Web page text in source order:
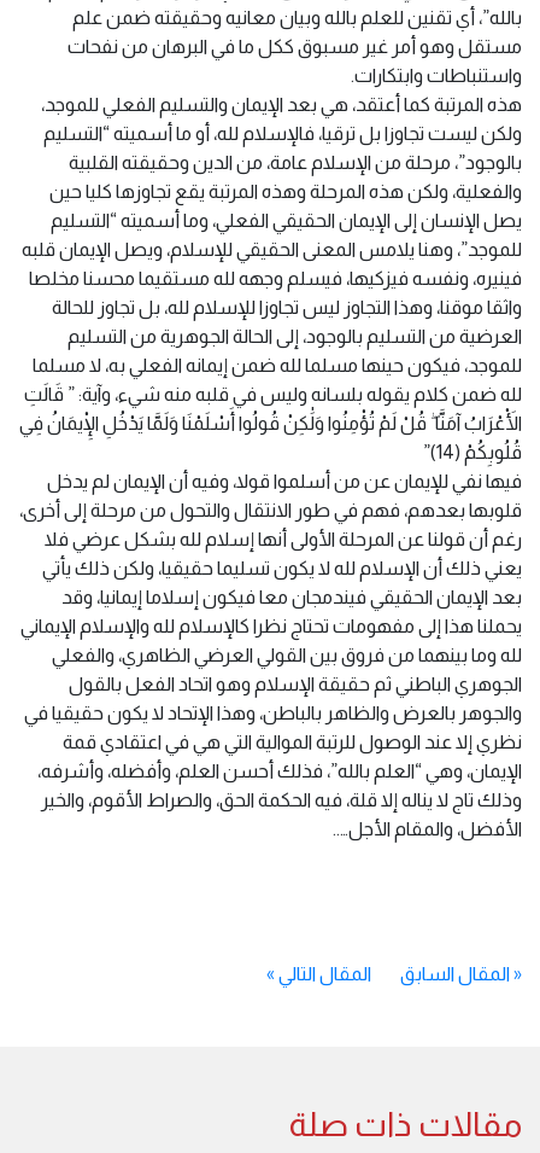
بالله”، أي تقنين للعلم بالله وبيان معانيه وحقيقته ضمن علم
مستقل وهو أمر غير مسبوق ككل ما في البرهان من نفحات
واستنباطات وابتكارات.
هذه المرتبة كما أعتقد، هي بعد الإيمان والتسليم الفعلي للموجد،
ولكن ليست تجاوزا بل ترقيا، فالإسلام لله، أو ما أسميته “التسليم
بالوجود”، مرحلة من الإسلام عامة، من الدين وحقيقته القلبية
والفعلية، ولكن هذه المرحلة وهذه المرتبة يقع تجاوزها كليا حين
يصل الإنسان إلى الإيمان الحقيقي الفعلي، وما أسميته “التسليم
للموجد”، وهنا يلامس المعنى الحقيقي للإسلام، ويصل الإيمان قلبه
فينيره، ونفسه فيزكيها، فيسلم وجهه لله مستقيما محسنا مخلصا
واثقا موقنا، وهذا التجاوز ليس تجاوزا للإسلام لله، بل تجاوز للحالة
العرضية من التسليم بالوجود، إلى الحالة الجوهرية من التسليم
للموجد، فيكون حينها مسلما لله ضمن إيمانه الفعلي به، لا مسلما
لله ضمن كلام يقوله بلسانه وليس في قلبه منه شيء، وآية: ” قَالَتِ
الْأَعْرَابُ آمَنَّا ۖ قُلْ لَمْ تُؤْمِنُوا وَلَٰكِنْ قُولُوا أَسْلَمْنَا وَلَمَّا يَدْخُلِ الْإِيمَانُ فِي
قُلُوبِكُمْ (14)”
فيها نفي للإيمان عن من أسلموا قولا، وفيه أن الإيمان لم يدخل
قلوبها بعدهم، فهم في طور الانتقال والتحول من مرحلة إلى أخرى،
رغم أن قولنا عن المرحلة الأولى أنها إسلام لله بشكل عرضي فلا
يعني ذلك أن الإسلام لله لا يكون تسليما حقيقيا، ولكن ذلك يأتي
بعد الإيمان الحقيقي فيندمجان معا فيكون إسلاما إيمانيا، وقد
يحملنا هذا إلى مفهومات تحتاج نظرا كالإسلام لله والإسلام الإيماني
لله وما بينهما من فروق بين القولي العرضي الظاهري، والفعلي
الجوهري الباطني ثم حقيقة الإسلام وهو اتحاد الفعل بالقول
والجوهر بالعرض والظاهر بالباطن، وهذا الإتحاد لا يكون حقيقيا في
نظري إلا عند الوصول للرتبة الموالية التي هي في اعتقادي قمة
الإيمان، وهي “العلم بالله”، فذلك أحسن العلم، وأفضله، وأشرفه،
وذلك تاج لا يناله إلا قلة، فيه الحكمة الحق، والصراط الأقوم، والخير
الأفضل، والمقام الأجل…..
«المقال السابق المقال التالي »
مقالات ذات صلة